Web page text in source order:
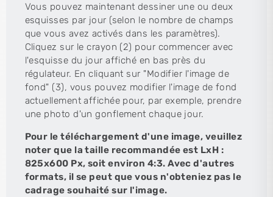
Vous pouvez maintenant dessiner une ou deux
esquisses par jour (selon le nombre de champs
que vous avez activés dans les paramètres).
Cliquez sur le crayon (2) pour commencer avec
l'esquisse du jour affiché en bas près du
régulateur. En cliquant sur "Modifier l'image de
fond" (3), vous pouvez modifier l'image de fond
actuellement affichée pour, par exemple, prendre
une photo d'un gonflement chaque jour.
Pour le téléchargement d'une image, veuillez
noter que la taille recommandée est LxH :
825x600 Px, soit environ 4:3. Avec d'autres
formats, il se peut que vous n'obteniez pas le
cadrage souhaité sur l'image.